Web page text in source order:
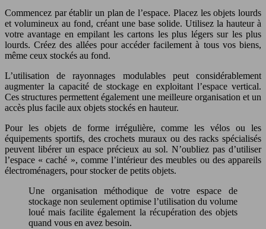
Commencez par établir un plan de l’espace. Placez les objets lourds
et volumineux au fond, créant une base solide. Utilisez la hauteur à
votre avantage en empilant les cartons les plus légers sur les plus
lourds. Créez des allées pour accéder facilement à tous vos biens,
même ceux stockés au fond.
L’utilisation de rayonnages modulables peut considérablement
augmenter la capacité de stockage en exploitant l’espace vertical.
Ces structures permettent également une meilleure organisation et un
accès plus facile aux objets stockés en hauteur.
Pour les objets de forme irrégulière, comme les vélos ou les
équipements sportifs, des crochets muraux ou des racks spécialisés
peuvent libérer un espace précieux au sol. N’oubliez pas d’utiliser
l’espace « caché », comme l’intérieur des meubles ou des appareils
électroménagers, pour stocker de petits objets.
Une organisation méthodique de votre espace de
stockage non seulement optimise l’utilisation du volume
loué mais facilite également la récupération des objets
quand vous en avez besoin.